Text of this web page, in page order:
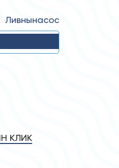
Ливнынасос
КЛИК